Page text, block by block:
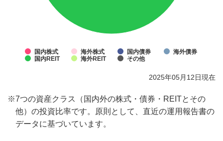
国内株式 海外株式 国内債券
海外債券
国内REIT
海外REIT その他
2025年05月12日現在
※7つの資産クラス（国内外の株式・債券・REITとその
他）の投資比率です。原則として、直近の運用報告書の
データに基づいています。